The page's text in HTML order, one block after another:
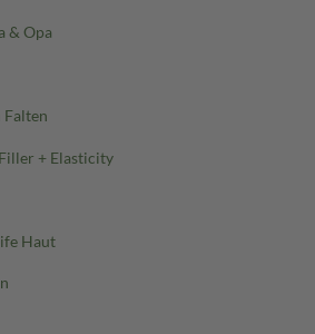
& Opa
Falten
+ Elasticity
Haut